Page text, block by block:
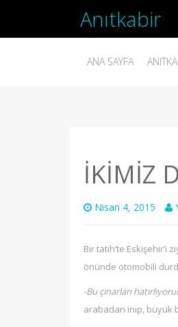
Anıtkabir
ANA SAYFA
İKİMİZ
Nisan 4, 2015
Bir tatih’te Eskişehir’i
önünde otomobili
-Bu çınarları
arabadan inip, büyük